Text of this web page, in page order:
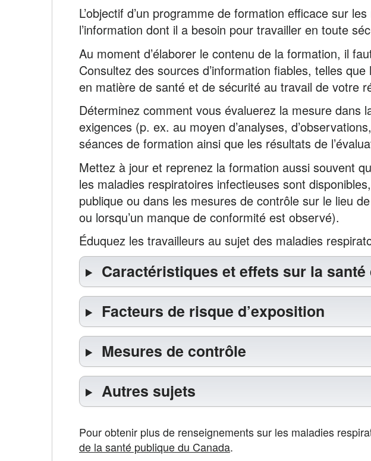
L’objectif d’un programme de formation efficace sur
l’information dont il a besoin pour travailler en toute
Au moment d’élaborer le contenu de la formation, il
Consultez des sources d’information fiables, telles
en matière de santé et de sécurité au travail de votre
Déterminez comment vous évaluerez la mesure dans
exigences (p. ex. au moyen d’analyses,
séances de formation ainsi que les résultats de
Mettez à jour et reprenez la formation aussi souvent
les maladies respiratoires infectieuses sont
publique ou dans les mesures de contrôle sur le lieu
ou lorsqu’un manque de conformité est observé).
Éduquez les travailleurs au sujet des maladies
Caractéristiques et effets sur la
Facteurs de risque d’exposition
Mesures de contrôle
Autres sujets
Pour obtenir plus de renseignements sur les maladies
de la santé publique du Canada.